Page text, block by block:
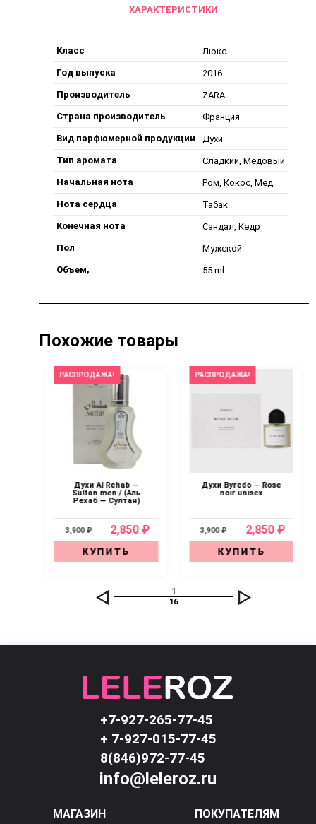
ХАРАКТЕРИСТИКИ
Класс
Люкс
Год выпуска
2016
Производитель
ZARA
Страна производитель
Франция
Вид парфюмерной продукции
Духи
Тип аромата
Сладкий, Медовый
Начальная нота
Ром, Кокос, Мед
Нота сердца
Табак
Конечная нота
Сандал, Кедр
Пол
Мужской
Объем,
55 ml
Похожие товары
РАСПРОДАЖА!
Духи Al Rehab —
Sultan men / (Аль
Рехаб — Султан)
3,900 ₽ 2,850 ₽
КУПИТЬ
РАСПРОДАЖА!
Духи Byredo — Rose
noir unisex
3,900 ₽ 2,850 ₽
КУПИТЬ
1
16
+7-927-265-77-45
+ 7-927-015-77-45
8(846)972-77-45
info@leleroz.ru
МАГАЗИН ПОКУПАТЕЛЯМ